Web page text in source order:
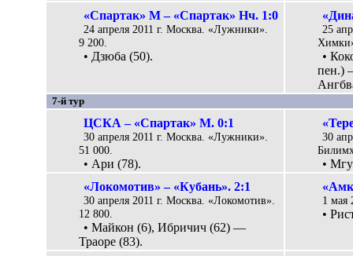
«Спартак» М – «Спартак» Нч. 1:0
24 апреля 2011 г. Москва. «Лужники».
9 200.
• Дзюба (50).
25
•
пен.)
7-й тур
ЦСКА – «Спартак» М. 0:1
30 апреля 2011 г. Москва. «Лужники».
51 000.
• Ари (78).
30
•
«Локомотив» – «Кубань». 2:1
30 апреля 2011 г. Москва. «Локомотив».
12 800.
• Майкон (6), Ибричич (62) —
Траоре (83).
1 мая
•